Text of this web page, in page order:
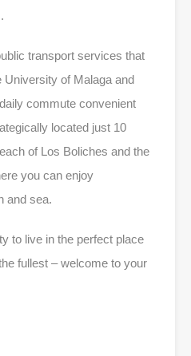
transport services that
of Malaga and
commute convenient
located just 10
of Los Boliches and the
you can enjoy
and sea.
to live in the perfect place
fullest – welcome to your